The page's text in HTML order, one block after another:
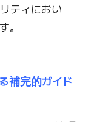
ティにおい
。
補完的ガイド